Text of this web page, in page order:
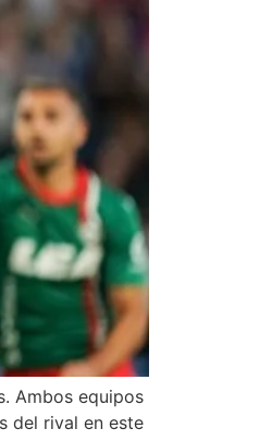
Ambos equipos
del rival en este